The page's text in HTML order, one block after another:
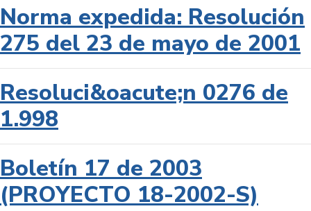
Norma expedida: Resolución
275 del 23 de mayo de 2001
Resoluci&oacute;n 0276 de
1.998
Boletín 17 de 2003
(PROYECTO 18-2002-S)